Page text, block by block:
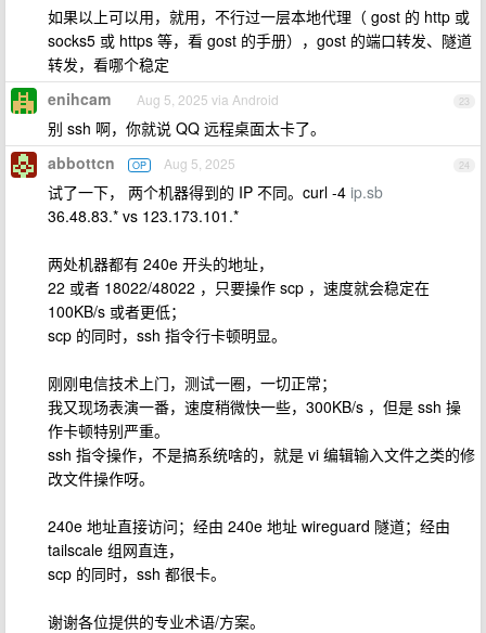
如果以上可以用，就用，不行过一层本地代理（ gost 的 http 或
socks5 或 https 等，看 gost 的手册），gost 的端口转发、隧道
转发，看哪个稳定
23
enihcam Aug 5, 2025 via Android
别 ssh 啊，你就说 QQ 远程桌面太卡了。
24
abbottcn OP Aug 5, 2025
试了一下， 两个机器得到的 IP 不同。curl -4 ip.sb
36.48.83.* vs 123.173.101.*
两处机器都有 240e 开头的地址，
22 或者 18022/48022 ，只要操作 scp ，速度就会稳定在
100KB/s 或者更低；
scp 的同时，ssh 指令行卡顿明显。
刚刚电信技术上门，测试一圈，一切正常；
我又现场表演一番，速度稍微快一些，300KB/s ，但是 ssh 操
作卡顿特别严重。
ssh 指令操作，不是搞系统啥的，就是 vi 编辑输入文件之类的修
改文件操作呀。
240e 地址直接访问；经由 240e 地址 wireguard 隧道；经由
tailscale 组网直连，
scp 的同时，ssh 都很卡。
谢谢各位提供的专业术语/方案。